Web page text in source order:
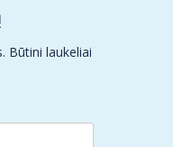
Būtini laukeliai